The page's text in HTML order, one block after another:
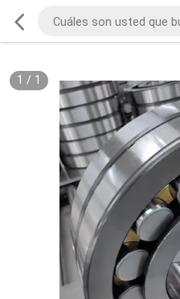
1 / 1